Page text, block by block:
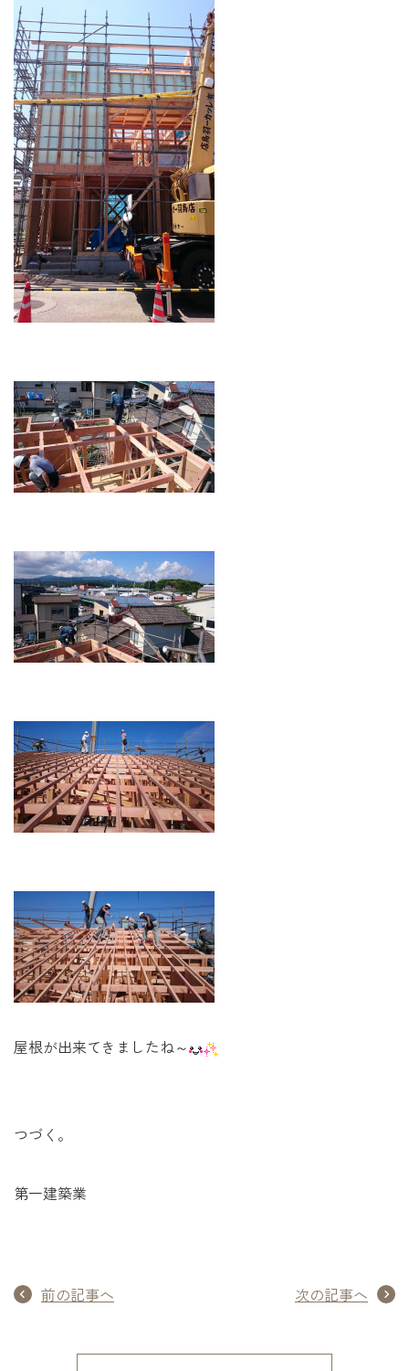
屋根が出来てきましたね～
つづく。
第一建築業
前の記事へ 次の記事へ